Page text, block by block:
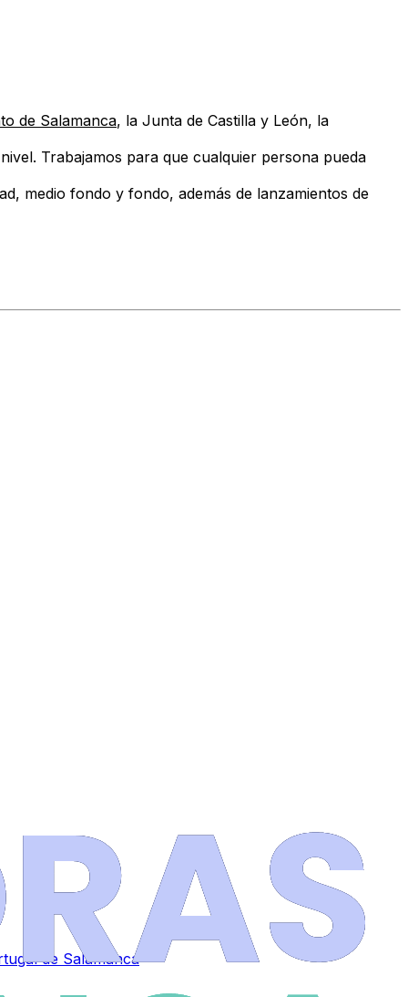
de Salamanca, la Junta de Castilla y León, la
Trabajamos para que cualquier persona pueda
medio fondo y fondo, además de lanzamientos de
de Salamanca